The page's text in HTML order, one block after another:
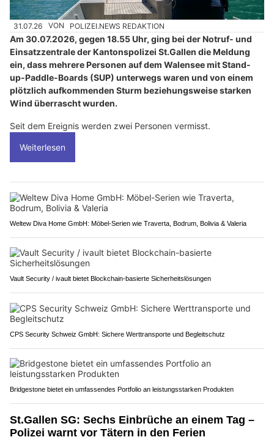
31.07.26 VON POLIZEI.NEWS REDAKTION
Am 30.07.2026, gegen 18.55 Uhr, ging bei der Notruf- und
Einsatzzentrale der Kantonspolizei St.Gallen die Meldung
ein, dass mehrere Personen auf dem Walensee mit Stand-
up-Paddle-Boards (SUP) unterwegs waren und von einem
plötzlich aufkommenden Sturm beziehungsweise starken
Wind überrascht wurden.
Seit dem Ereignis werden zwei Personen vermisst.
Weiterlesen
Weltew Diva Home GmbH: Möbel-Serien wie Traverta, Bodrum, Bolivia & Valeria
Vault Security / ivault bietet Blockchain-basierte Sicherheitslösungen
CPS Security Schweiz GmbH: Sichere Werttransporte und Begleitschutz
Bridgestone bietet ein umfassendes Portfolio an leistungsstarken Produkten
St.Gallen SG: Sechs Einbrüche an einem Tag –
Polizei warnt vor Tätern in den Ferien